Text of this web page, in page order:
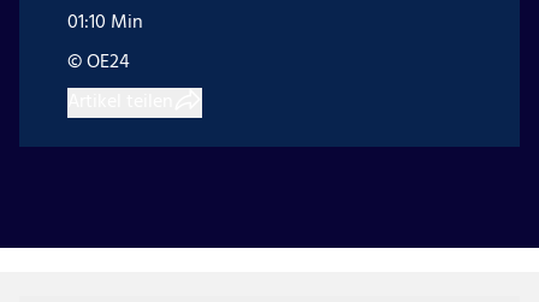
01:10 Min
© OE24